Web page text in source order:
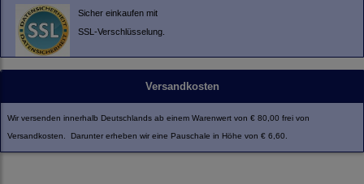
Sicher einkaufen mit
SSL-Verschlüsselung.
Versandkosten
Wir versenden innerhalb Deutschlands ab einem Warenwert von € 80,00 frei von
Versandkosten. Darunter erheben wir eine Pauschale in Höhe von € 6,60.